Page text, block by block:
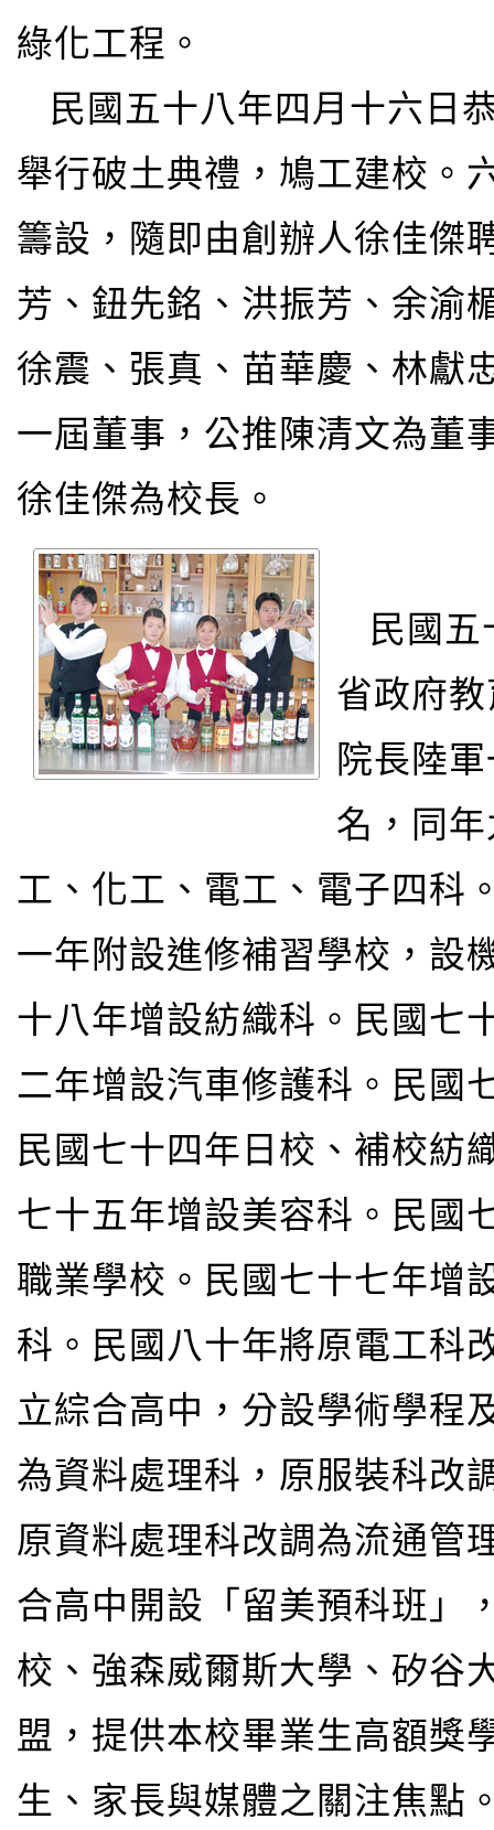
綠化工程。
民國五十八年四月十六日
舉行破土典禮，鳩工建校。
籌設，隨即由創辦人徐佳傑
芳、鈕先銘、洪振芳、余渝
徐震、張真、苗華慶、林獻
一屆董事，公推陳清文為董
徐佳傑為校長。
民國
省政府
院長陸
名，同
工、化工、電工、電子四科
一年附設進修補習學校，設
十八年增設紡織科。民國七
二年增設汽車修護科。民國
民國七十四年日校、補校紡
七十五年增設美容科。民國
職業學校。民國七十七年增
科。民國八十年將原電工科
立綜合高中，分設學術學程
為資料處理科，原服裝科改
原資料處理科改調為流通管
合高中開設「留美預科班」
校、強森威爾斯大學、矽谷
盟，提供本校畢業生高額獎
生、家長與媒體之關注焦點